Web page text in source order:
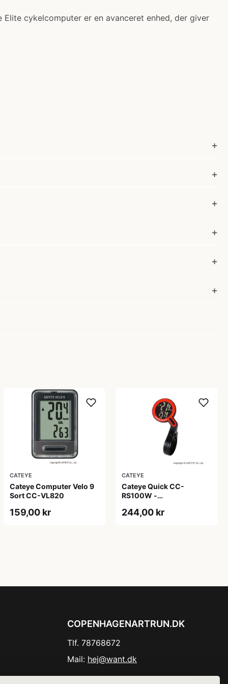
cykelcomputer er en avanceret enhed, der giver
CATEYE
Cateye Computer Velo 9
Sort CC-VL820
159,00 kr
CATEYE
Cateye Quick CC-
RS100W -
funktioner - Rød
244,00 kr
COPENHAGENARTRUN.DK
Tlf. 78768672
Mail: hej@want.dk